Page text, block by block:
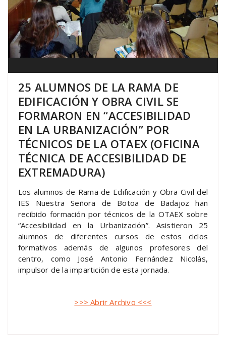
25 ALUMNOS DE LA RAMA DE
EDIFICACIÓN Y OBRA CIVIL SE
FORMARON EN “ACCESIBILIDAD
EN LA URBANIZACIÓN” POR
TÉCNICOS DE LA OTAEX (OFICINA
TÉCNICA DE ACCESIBILIDAD DE
EXTREMADURA)
Los alumnos de Rama de Edificación y Obra Civil del
IES Nuestra Señora de Botoa de Badajoz han
recibido formación por técnicos de la OTAEX sobre
“Accesibilidad en la Urbanización”. Asistieron 25
alumnos de diferentes cursos de estos ciclos
formativos además de algunos profesores del
centro, como José Antonio Fernández Nicolás,
impulsor de la impartición de esta jornada.
>>> Abrir Archivo <<<